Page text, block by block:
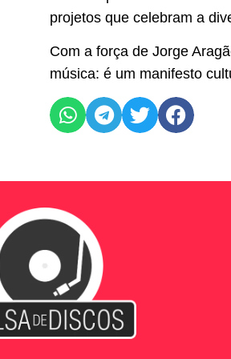
projetos que celebram a
Com a força de Jorge
música: é um manifesto